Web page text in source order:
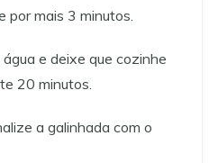
por mais 3 minutos.
e deixe que cozinhe
20 minutos.
a galinhada com o